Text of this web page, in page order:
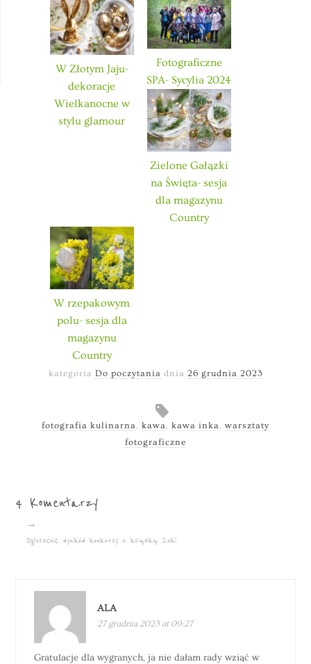
W Złotym Jaju-
dekoracje
Wielkanocne w
stylu glamour
Fotograficzne
SPA- Sycylia 2024
Zielone Gałązki
na Święta- sesja
dla magazynu
Country
W rzepakowym
polu- sesja dla
magazynu
Country
kategoria Do poczytania dnia 26 grudnia 2023
fotografia kulinarna, kawa, kawa inka, warsztaty
fotograficzne
4 Komentarzy
→
Ogłoszenie wyników konkursy z książką Inki
ALA
27 grudnia 2023 at 09:27
Gratulacje dla wygranych, ja nie dałam rady wziąć w